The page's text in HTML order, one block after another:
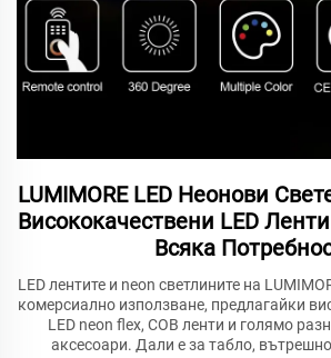
LUMIMORE LED Неонови
Висококачествени LED
Всяка
LED лентите и neon светлините на
комерсиално използване, предлагайки
LED neon flex, COB ленти и голямо
аксесоари. Дали е за табло,